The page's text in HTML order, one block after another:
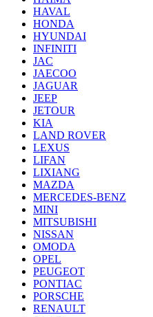
HAVAL
HONDA
HYUNDAI
INFINITI
JAC
JAECOO
JAGUAR
JEEP
JETOUR
KIA
LAND ROVER
LEXUS
LIFAN
LIXIANG
MAZDA
MERCEDES-BENZ
MINI
MITSUBISHI
NISSAN
OMODA
OPEL
PEUGEOT
PONTIAC
PORSCHE
RENAULT